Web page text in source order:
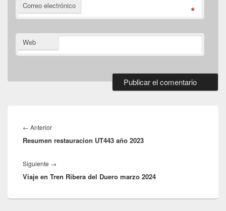
Correo electrónico *
Web
de
entradas
← AnteriorEntrada
anterior:
Resumen restauracion UT443 año 2023
Siguiente →
siguiente:
Viaje en Tren Ribera del Duero marzo 2024